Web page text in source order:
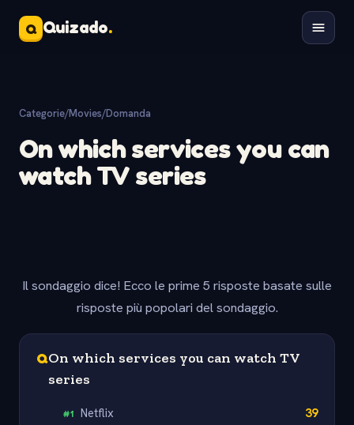
Q Quizado.
Categorie/Movies/Domanda
On which services you can
watch TV series
Il sondaggio dice! Ecco le prime 5 risposte basate sulle
risposte più popolari del sondaggio.
QOn which services you can watch TV
series
#1 Netflix 39